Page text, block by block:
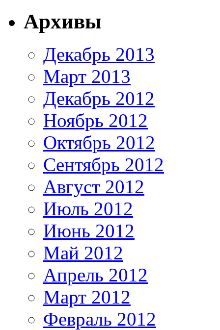
Архивы
Декабрь 2013
Март 2013
Декабрь 2012
Ноябрь 2012
Октябрь 2012
Сентябрь 2012
Август 2012
Июль 2012
Июнь 2012
Май 2012
Апрель 2012
Март 2012
Февраль 2012